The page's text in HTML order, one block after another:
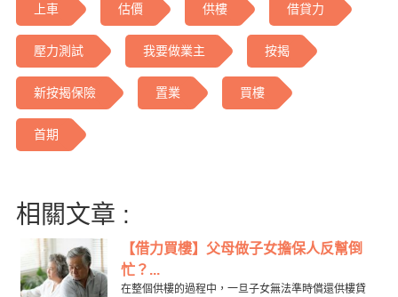
上車 估價 供樓 借貸力
壓力測試 我要做業主 按揭
新按揭保險 置業 買樓
首期
相關文章 :
【借力買樓】父母做子女擔保人反幫倒
忙？...
在整個供樓的過程中，一旦子女無法準時償還供樓貸